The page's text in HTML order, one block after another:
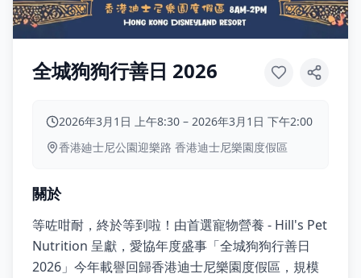
全城狗狗行善日 2026
2026年3月1日 上午8:30 – 2026年3月1日 下午2:00
香港廸士尼公園迎樂路 香港迪士尼樂園度假區
關於
等咗咁耐，終於等到啦！由首選寵物營養 - Hill's Pet
Nutrition 呈獻，愛協年度盛事「全城狗狗行善日
2026」今年載譽回歸香港迪士尼樂園度假區，規模